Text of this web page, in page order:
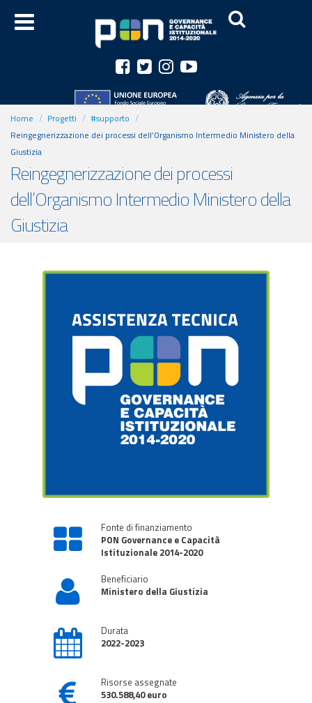
Home Progetti
#supporto
Reingegnerizzazione dei processi dell’Organismo Intermedio Ministero della
Giustizia
Reingegnerizzazione dei processi
dell’Organismo Intermedio Ministero della
Giustizia
Fonte di finanziamento
PON Governance e Capacità
Istituzionale 2014-2020
Beneficiario
Ministero della Giustizia
Durata
2022-2023
Risorse assegnate
530.588,40 euro